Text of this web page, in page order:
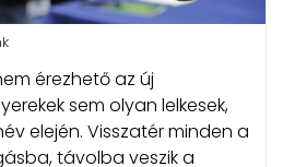
érezhető az új
sem olyan lelkesek,
elején. Visszatér minden a
távolba veszik a